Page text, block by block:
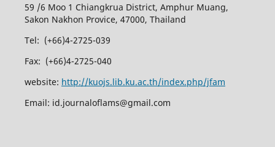
59 /6 Moo 1 Chiangkrua District, Amphur Muang,
Sakon Nakhon Provice, 47000, Thailand
Tel: (+66)4-2725-039
Fax: (+66)4-2725-040
website: http://kuojs.lib.ku.ac.th/index.php/jfam
Email: id.journaloflams@gmail.com